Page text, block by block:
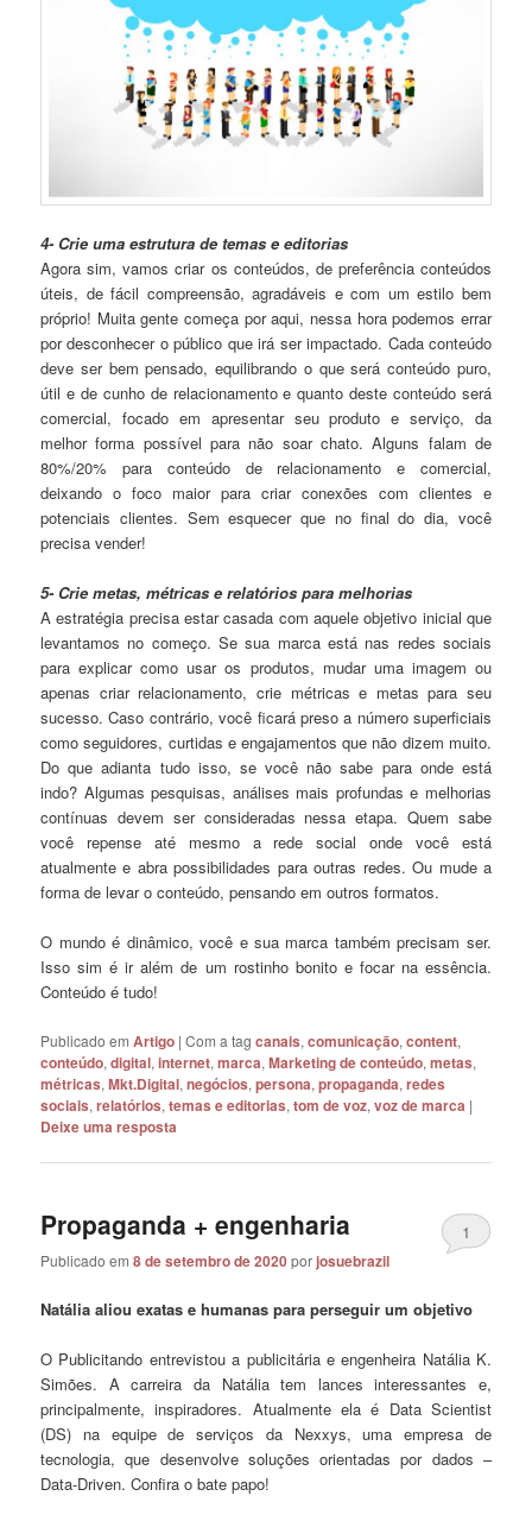
4- Crie uma estrutura de temas e editorias
Agora sim, vamos criar os conteúdos, de preferência conteúdos
úteis, de fácil compreensão, agradáveis e com um estilo bem
próprio! Muita gente começa por aqui, nessa hora podemos errar
por desconhecer o público que irá ser impactado. Cada conteúdo
deve ser bem pensado, equilibrando o que será conteúdo puro,
útil e de cunho de relacionamento e quanto deste conteúdo será
comercial, focado em apresentar seu produto e serviço, da
melhor forma possível para não soar chato. Alguns falam de
80%/20% para conteúdo de relacionamento e comercial,
deixando o foco maior para criar conexões com clientes e
potenciais clientes. Sem esquecer que no final do dia, você
precisa vender!
5- Crie metas, métricas e relatórios para melhorias
A estratégia precisa estar casada com aquele objetivo inicial que
levantamos no começo. Se sua marca está nas redes sociais
para explicar como usar os produtos, mudar uma imagem ou
apenas criar relacionamento, crie métricas e metas para seu
sucesso. Caso contrário, você ficará preso a número superficiais
como seguidores, curtidas e engajamentos que não dizem muito.
Do que adianta tudo isso, se você não sabe para onde está
indo? Algumas pesquisas, análises mais profundas e melhorias
contínuas devem ser consideradas nessa etapa. Quem sabe
você repense até mesmo a rede social onde você está
atualmente e abra possibilidades para outras redes. Ou mude a
forma de levar o conteúdo, pensando em outros formatos.
O mundo é dinâmico, você e sua marca também precisam ser.
Isso sim é ir além de um rostinho bonito e focar na essência.
Conteúdo é tudo!
Publicado em Artigo |Com a tagcanais,comunicação,content,
conteúdo,digital,internet,marca,Marketing de conteúdo,metas,
métricas,Mkt.Digital,negócios,persona,propaganda,redes
sociais,relatórios,temas e editorias,tom de voz,voz de marca |
Deixe uma resposta
Propaganda + engenharia
Publicado em8 de setembro de 2020porjosuebrazil
1
Natália aliou exatas e humanas para perseguir um objetivo
O Publicitando entrevistou a publicitária e engenheira Natália K.
Simões. A carreira da Natália tem lances interessantes e,
principalmente, inspiradores. Atualmente ela é Data Scientist
(DS) na equipe de serviços da Nexxys, uma empresa de
tecnologia, que desenvolve soluções orientadas por dados –
Data-Driven. Confira o bate papo!